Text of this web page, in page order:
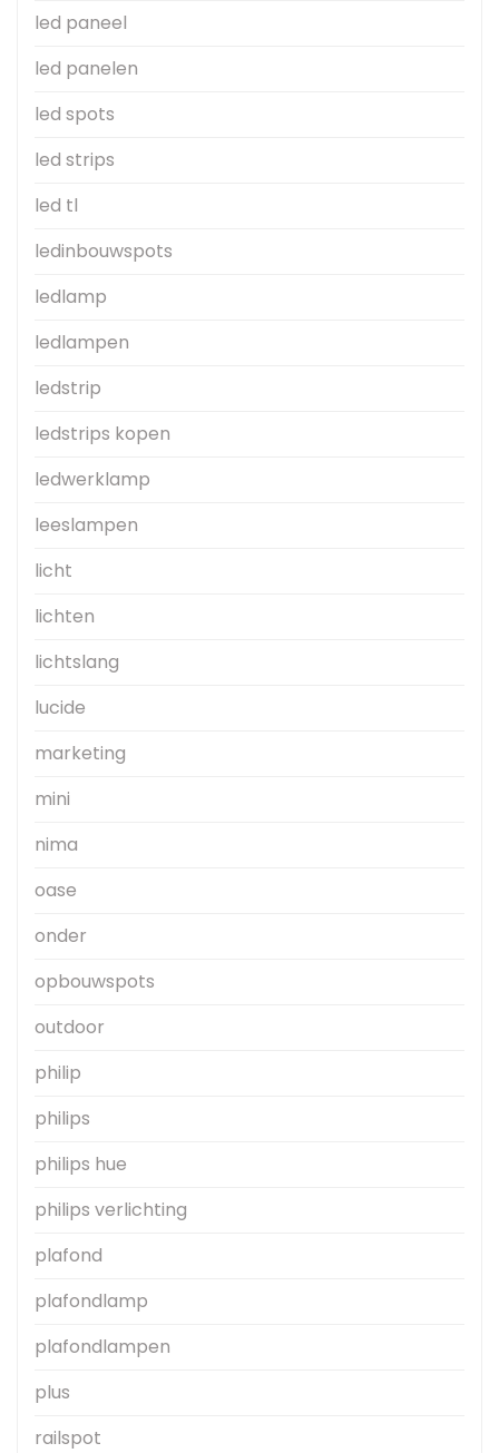
led paneel
led panelen
led spots
led strips
led tl
ledinbouwspots
ledlamp
ledlampen
ledstrip
ledstrips kopen
ledwerklamp
leeslampen
licht
lichten
lichtslang
lucide
marketing
mini
nima
oase
onder
opbouwspots
outdoor
philip
philips
philips hue
philips verlichting
plafond
plafondlamp
plafondlampen
plus
railspot